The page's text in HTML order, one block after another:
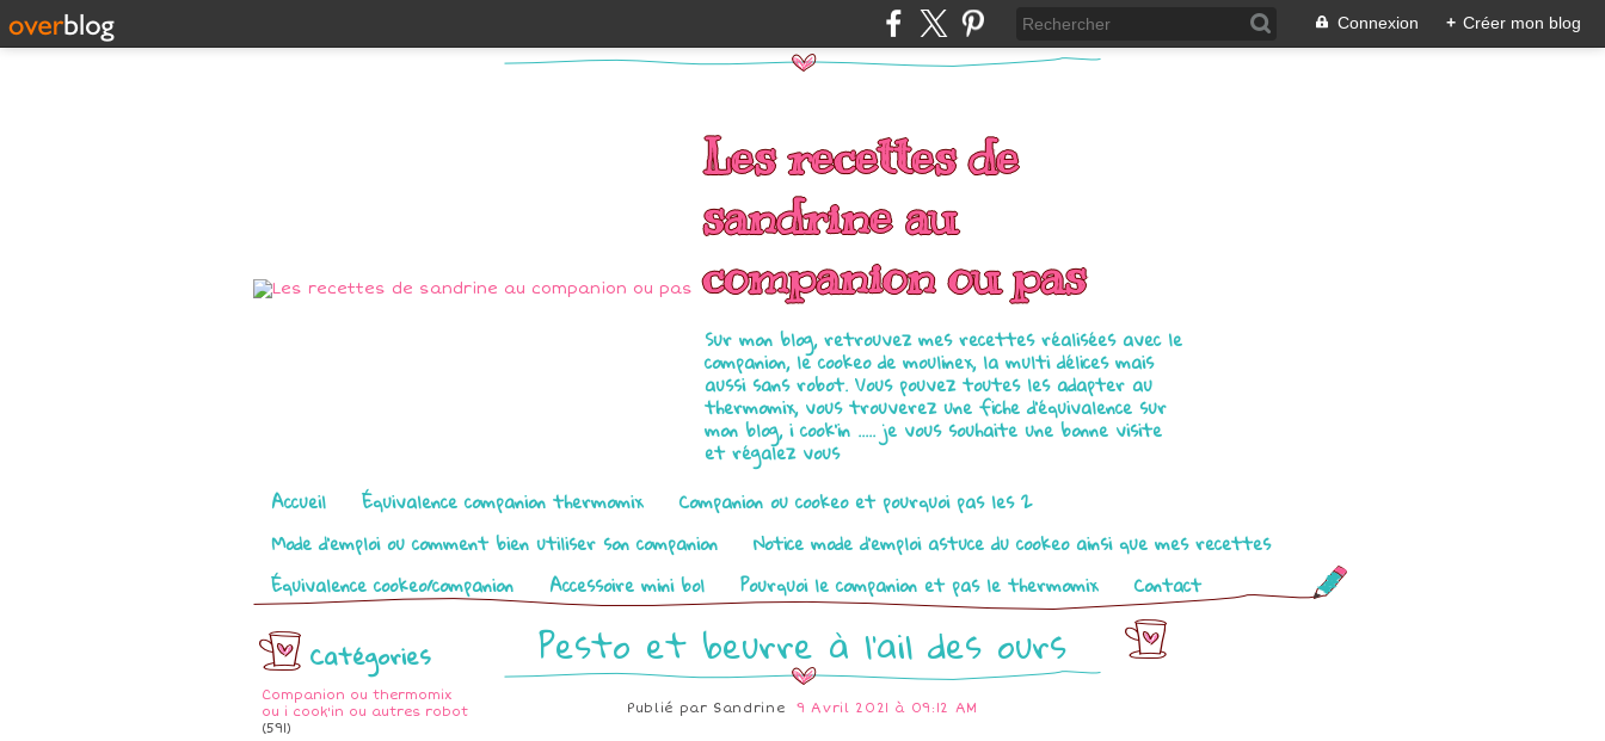
Connexion + Créer mon blog
Les recettes de
sandrine au
companion ou pas
Sur mon blog, retrouvez mes recettes réalisées avec le
companion, le cookeo de moulinex, la multi délices mais
aussi sans robot. Vous pouvez toutes les adapter au
thermomix, vous trouverez une fiche d'équivalence sur
mon blog, i cook'in ..... je vous souhaite une bonne visite
et régalez vous
Pages
Accueil Équivalence companion thermomix
Companion ou cookeo et pourquoi pas les 2
Mode d’emploi ou comment bien utiliser son companion
Notice mode d’emploi astuce du cookeo ainsi que mes recettes
Équivalence cookeo/companion
Accessoire mini bol Pourquoi le companion et pas le thermomix Contact
Catégories
Companion ou thermomix
ou i cook'in ou autres robot
(591)
Pesto et beurre à l’ail des ours
Publié par Sandrine 9 Avril 2021 à 09:12 AM